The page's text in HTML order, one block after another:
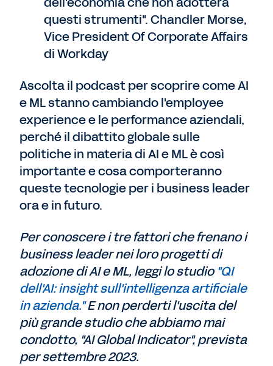
questi strumenti". Chandler Morse,
Vice President Of Corporate Affairs
di Workday
Ascolta il podcast per scoprire come AI
e ML stanno cambiando l'employee
experience e le performance aziendali,
perché il dibattito globale sulle
politiche in materia di AI e ML è così
importante e cosa comporteranno
queste tecnologie per i business leader
ora e in futuro.
Per conoscere i tre fattori che frenano i
business leader nei loro progetti di
adozione di AI e ML, leggi lo studio"QI
dell'AI: insight sull'intelligenza artificiale
in azienda."E non perderti l'uscita del
più grande studio che abbiamo mai
condotto, "AI Global Indicator", prevista
per settembre 2023.